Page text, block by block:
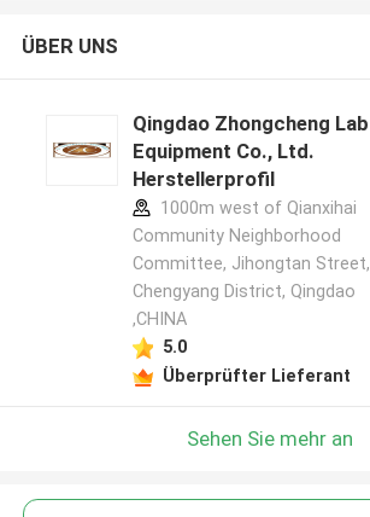
ÜBER UNS
Qingdao Zhongcheng Lab
Equipment Co., Ltd.
Herstellerprofil
1000m west of Qianxihai
Community Neighborhood
Committee, Jihongtan Street,
Chengyang District, Qingdao
,CHINA
5.0
Überprüfter Lieferant
Sehen Sie mehr an